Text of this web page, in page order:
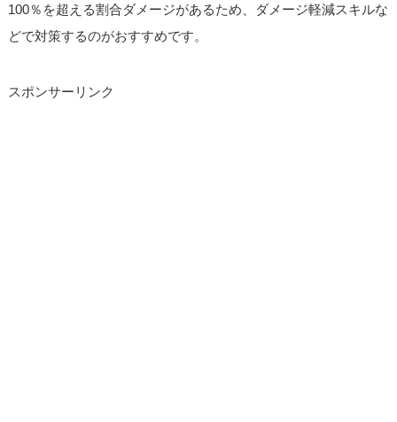
100％を超える割合ダメージがあるため、ダメージ軽減スキルな
どで対策するのがおすすめです。
スポンサーリンク